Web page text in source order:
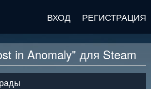
ВХОД РЕГИСТРАЦИЯ
in Anomaly" для Steam